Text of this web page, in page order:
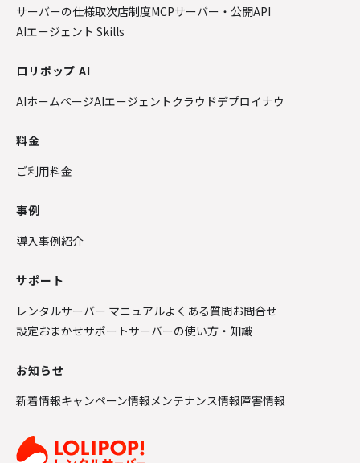
サーバーの仕様取次店制度MCPサーバー・公開API
AIエージェント Skills
ロリポップ AI
AIホームページAIエージェントクラウドデプロイナウ
料金
ご利用料金
事例
導入事例紹介
サポート
レンタルサーバー マニュアルよくある質問お問合せ
設定おまかせサポートサーバーの使い方・知識
お知らせ
新着情報キャンペーン情報 メンテナンス情報障害情報